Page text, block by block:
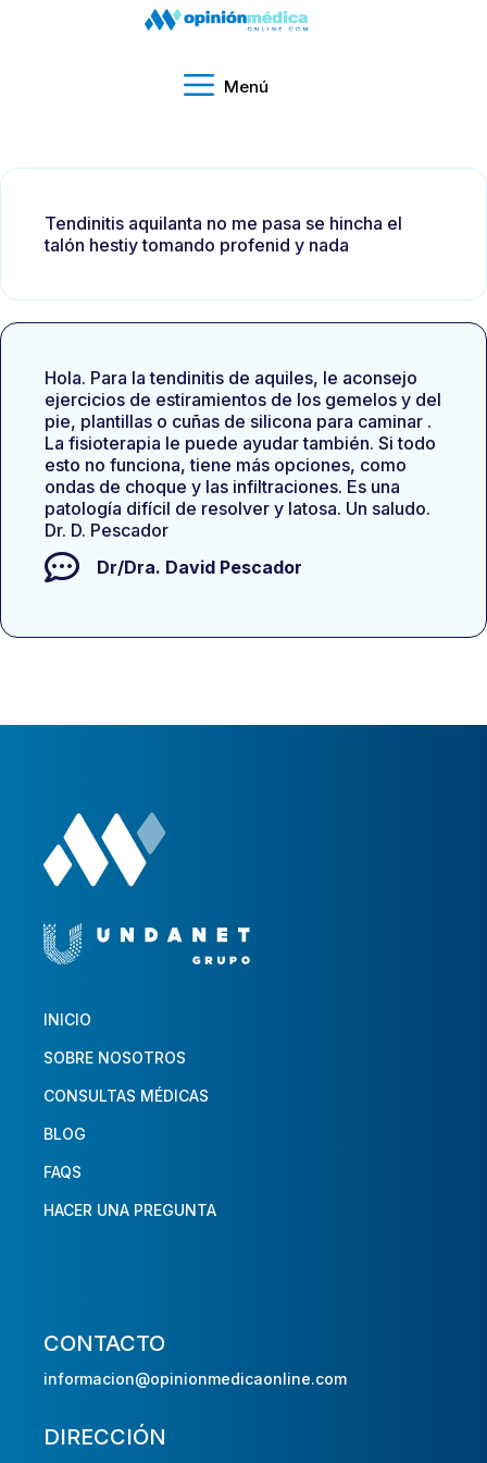
Menú
Tendinitis aquilanta no me pasa se hincha el
talón hestiy tomando profenid y nada
Hola. Para la tendinitis de aquiles, le aconsejo
ejercicios de estiramientos de los gemelos y del
pie, plantillas o cuñas de silicona para caminar .
La fisioterapia le puede ayudar también. Si todo
esto no funciona, tiene más opciones, como
ondas de choque y las infiltraciones. Es una
patología difícil de resolver y latosa. Un saludo.
Dr. D. Pescador
Dr/Dra. David Pescador
INICIO
SOBRE NOSOTROS
CONSULTAS MÉDICAS
BLOG
FAQS
HACER UNA PREGUNTA
CONTACTO
informacion@opinionmedicaonline.com
DIRECCIÓN